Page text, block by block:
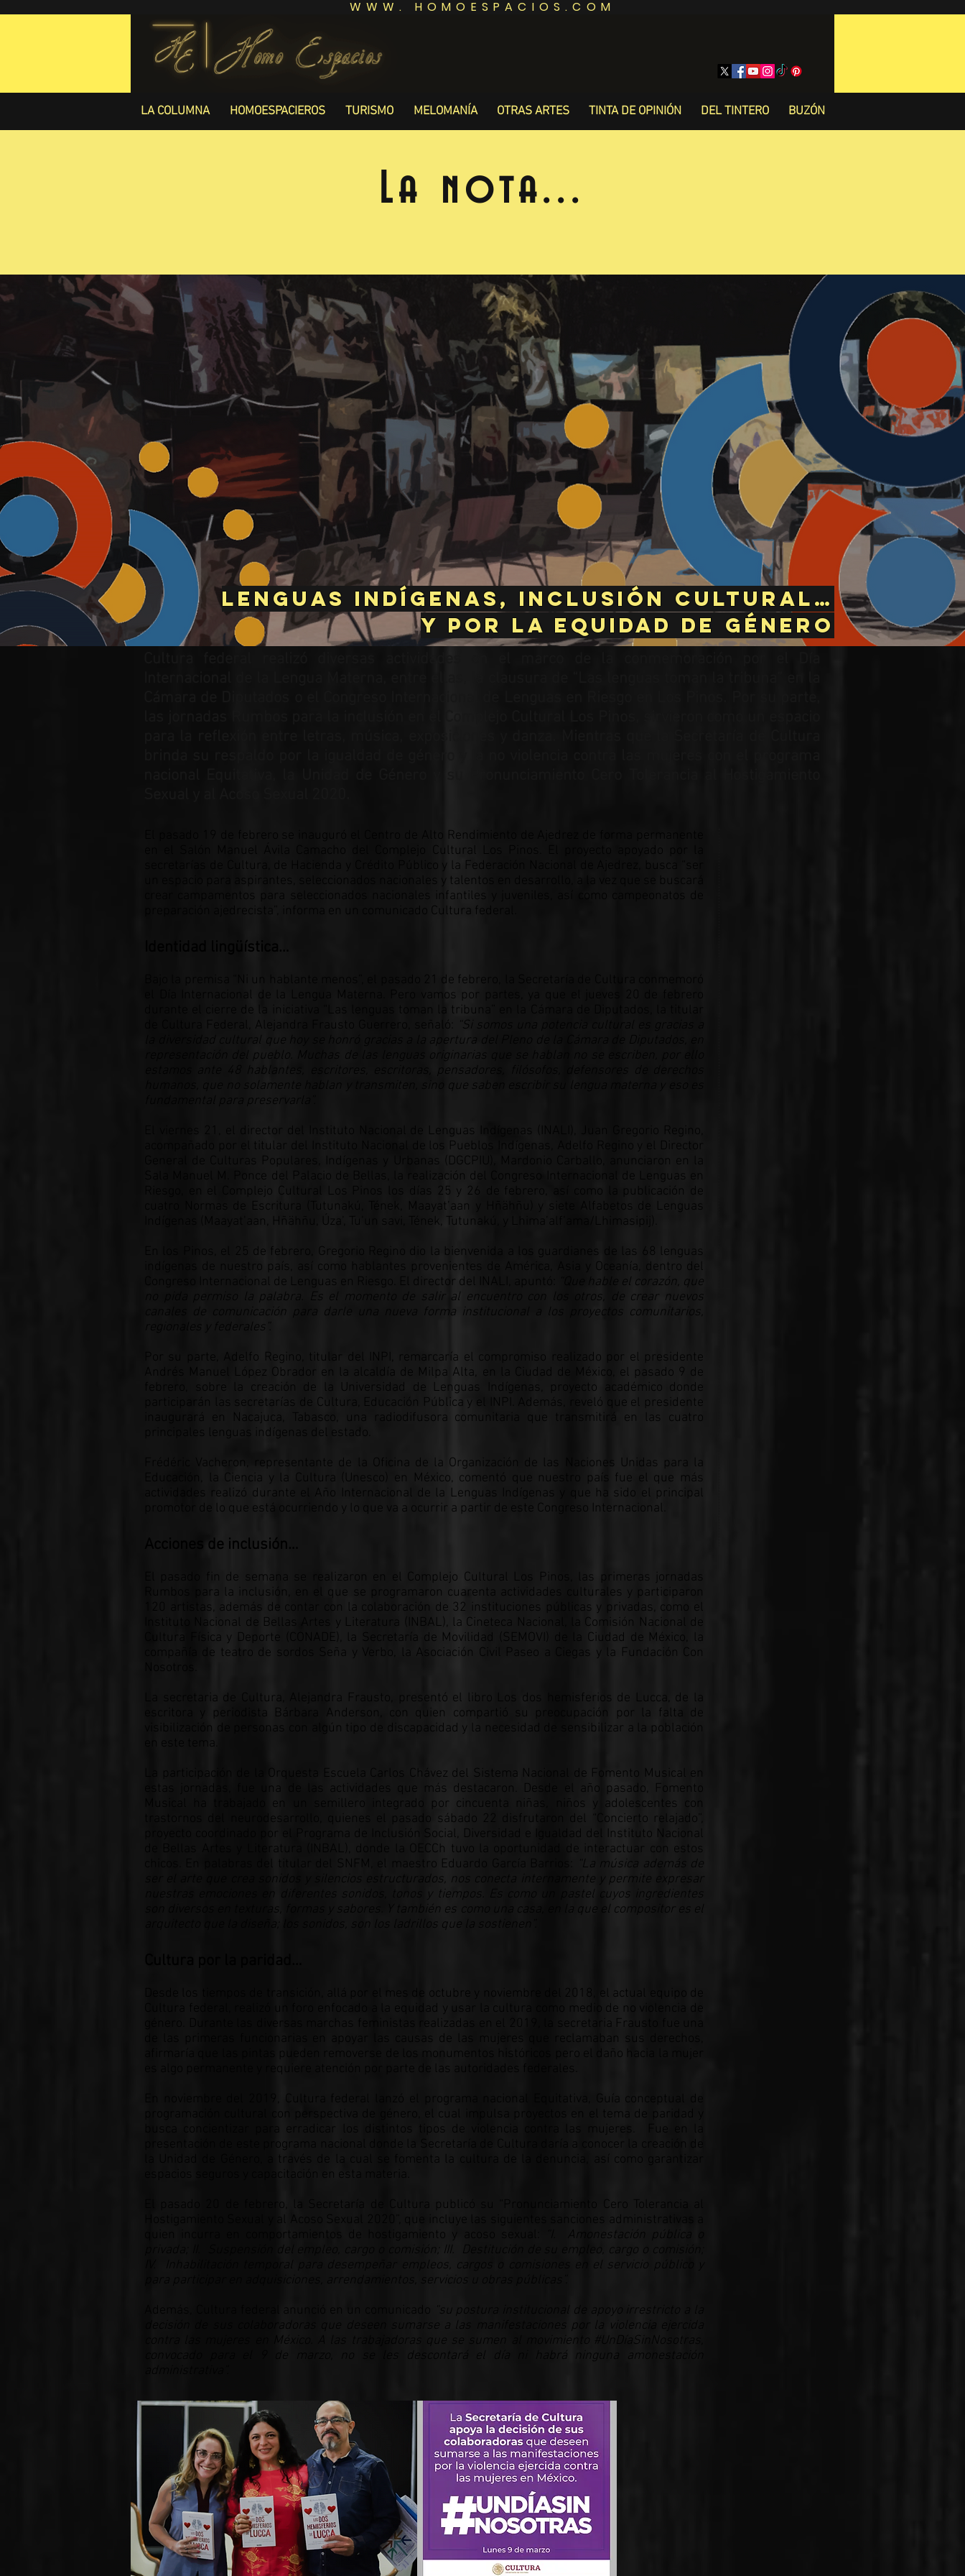
WWW. HOMOESPACIOS.COM
LA COLUMNA HOMOESPACIEROS TURISMO MELOMANÍA OTRAS ARTES TINTA DE OPINIÓN DEL TINTERO BUZÓN
La nota...
Lenguas indígenas, inclusión cultural…
y por la equidad de género
El pasado 19 de febrero se inauguró el Centro de Alto Rendimiento de Ajedrez de forma permanente
en el Salón Manuel Ávila Camacho del Complejo Cultural Los Pinos. El proyecto apoyado por la
secretarías de Cultura, de Hacienda y Crédito Público y la Federación Nacional de Ajedrez, busca “ser
un espacio para aspirantes, seleccionados nacionales y talentos en desarrollo, a la vez que se buscará
crear campamentos para seleccionados nacionales infantiles y juveniles, así como campeonatos de
preparación ajedrecista”, informa en un comunicado Cultura federal.
Identidad lingüística…
Bajo la premisa “Ni un hablante menos”, el pasado 21 de febrero, la Secretaría de Cultura conmemoró
el Día Internacional de la Lengua Materna. Pero vamos por partes, ya que el jueves 20 de febrero
durante el cierre de la iniciativa “Las lenguas toman la tribuna” en la Cámara de Diputados, la titular
de Cultura Federal, Alejandra Frausto Guerrero, señaló:
“Si somos una potencia cultural es gracias a
la diversidad cultural que hoy se honró gracias a la apertura del Pleno de la Cámara de Diputados, en
representación del pueblo. Muchas de las lenguas originarias que se hablan no se escriben, por ello
estamos ante 48 hablantes, escritores, escritoras, pensadores, filósofos, defensores de derechos
humanos, que no solamente hablan y transmiten, sino que saben escribir su lengua materna y eso es
fundamental para preservarla”.
El viernes 21, el director del Instituto Nacional de Lenguas Indígenas (INALI), Juan Gregorio Regino,
acompañado por el titular del Instituto Nacional de los Pueblos Indígenas, Adelfo Regino y el Director
General de Culturas Populares, Indígenas y Urbanas (DGCPIU), Mardonio Carballo, anunciaron en la
Sala Manuel M. Ponce del Palacio de Bellas, la realización del Congreso Internacional de Lenguas en
Riesgo, en el Complejo Cultural Los Pinos los días 25 y 26 de febrero, así como la publicación de
cuatro Normas de Escritura (Tutunakú, Tének, Maayat’aan y Hñähñu) y siete Alfabetos de Lenguas
Indígenas (Maayat’aan, Hñähñu, Úza’, Tu’un savi, Tének, Tutunakú, y Lhima’alf’ama/Lhimasipij).
En los Pinos, el 25 de febrero, Gregorio Regino dio la bienvenida a los guardianes de las 68 lenguas
indígenas de nuestro país, así como hablantes provenientes de América, Asia y Oceanía, dentro del
Congreso Internacional de Lenguas en Riesgo. El director del INALI, apuntó:
“Que hable el corazón, que
no pida permiso la palabra. Es el momento de salir al encuentro con los otros, de crear nuevos
canales de comunicación para darle una nueva forma institucional a los proyectos comunitarios,
regionales y federales”.
Por su parte, Adelfo Regino, titular del INPI, remarcaría el compromiso realizado por el presidente
Andrés Manuel López Obrador en la alcaldía de Milpa Alta, en la Ciudad de México, el pasado 9 de
febrero, sobre la creación de la Universidad de Lenguas Indígenas, proyecto académico donde
participarán las secretarías de Cultura, Educación Pública y el INPI. Además, reveló que el presidente
inaugurará en Nacajuca, Tabasco, una radiodifusora comunitaria que transmitirá en las cuatro
principales lenguas indígenas del estado.
Frédéric Vacheron, representante de la Oficina de la Organización de las Naciones Unidas para la
Educación, la Ciencia y la Cultura (Unesco) en México, comentó que nuestro país fue el que más
actividades realizó durante el Año Internacional de la Lenguas Indígenas y que ha sido el principal
promotor de lo que está ocurriendo y lo que va a ocurrir a partir de este Congreso Internacional.
Acciones de inclusión…
El pasado fin de semana se realizaron en el Complejo Cultural Los Pinos, las primeras jornadas
Rumbos para la inclusión, en el que se programaron cuarenta actividades culturales y participaron
120 artistas, además de contar con la colaboración de 32 instituciones públicas y privadas, como el
Instituto Nacional de Bellas Artes y Literatura (INBAL), la Cineteca Nacional, la Comisión Nacional de
Cultura Física y Deporte (CONADE), la Secretaría de Movilidad (SEMOVI) de la Ciudad de México, la
compañía de teatro de sordos Seña y Verbo, la Asociación Civil Paseo a Ciegas y la Fundación Con
La secretaria de Cultura, Alejandra Frausto, presentó el libro Los dos hemisferios de Lucca, de la
escritora y periodista Bárbara Anderson, con quien compartió su preocupación por la falta de
visibilización de personas con algún tipo de discapacidad y la necesidad de sensibilizar a la población
en este tema.
La participación de la Orquesta Escuela Carlos Chávez del Sistema Nacional de Fomento Musical en
estas jornadas, fue una de las actividades que más destacaron. Desde el año pasado, Fomento
Musical ha trabajado en un semillero integrado por cincuenta niñas, niños y adolescentes con
trastornos del neurodesarrollo, quienes el pasado sábado 22 disfrutaron del “Concierto relajado”,
proyecto coordinado por el Programa de Inclusión Social, Diversidad e Igualdad del Instituto Nacional
de Bellas Artes y Literatura (INBAL), donde la OECCh tuvo la oportunidad de interactuar con estos
chicos. En palabras del titular del SNFM, el maestro Eduardo García Barrios:
“La música además de
ser el arte que crea sonidos y silencios estructurados, nos conecta internamente y permite expresar
nuestras emociones en diferentes sonidos, tonos y tiempos. Es como un pastel cuyos ingredientes
son diversos en texturas, formas y sabores. Y también es como una casa, en la que el compositor es el
arquitecto que la diseña; los sonidos, son los ladrillos que la sostienen”.
Desde los tiempos de transición, allá por el mes de octubre y noviembre del 2018, el actual equipo de
Cultura federal, realizó un foro enfocado a la equidad y usar la cultura como medio de no violencia de
género. Durante las diversas marchas feministas realizadas en el 2019, la secretaria Frausto fue una
de las primeras funcionarias en apoyar las causas de las mujeres que reclamaban sus derechos,
afirmaría que las pintas pueden removerse de los monumentos históricos pero el daño hacia la mujer
En noviembre del 2019, Cultura federal lanzó el programa nacional Equitativa, Guía conceptual de
programación cultural con perspectiva de género, el cual impulsa proyectos en el tema de paridad y
busca concientizar para erradicar los distintos tipos de violencia contra las mujeres. Fue en la
presentación de este programa nacional donde la Secretaría de Cultura daría a conocer la creación de
El pasado 20 de febrero, la Secretaría de Cultura publicó su “Pronunciamiento Cero Tolerancia al
Hostigamiento Sexual y al Acoso Sexual 2020”, que incluye las siguientes sanciones administrativas a
quien incurra en comportamientos de hostigamiento y acoso sexual:
“I. Amonestación pública o
privada; II. Suspensión del empleo, cargo o comisión; III. Destitución de su empleo, cargo o comisión;
IV. Inhabilitación temporal para desempeñar empleos, cargos o comisiones en el servicio público y
para participar en adquisiciones, arrendamientos, servicios u obras públicas”.
“su postura institucional de apoyo irrestricto a la
decisión de sus colaboradoras que deseen sumarse a las manifestaciones por la violencia ejercida
contra las mujeres en México. A las trabajadoras que se sumen al movimiento #UnDíaSinNosotras,
convocado para el 9 de marzo, no se les descontará el día ni habrá ninguna amonestación